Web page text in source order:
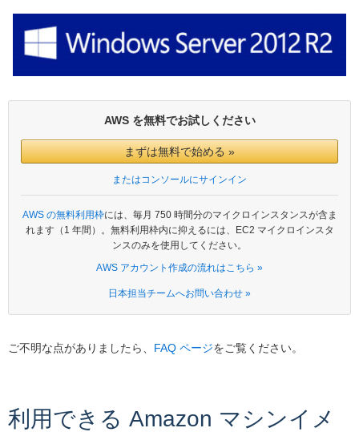
AWS を無料でお試しください
まずは無料で始める »
またはコンソールにサインイン
AWS の無料利用枠には、毎月 750 時間分のマイクロインスタンスが含ま
れます（1 年間）。無料利用枠内に抑えるには、EC2 マイクロインスタ
ンスのみを使用してください。
AWS アカウント作成の流れはこちら »
日本担当チームへお問い合わせ »
ご不明な点がありましたら、 FAQ ページをご覧ください。
利用できる Amazon マシンイメ